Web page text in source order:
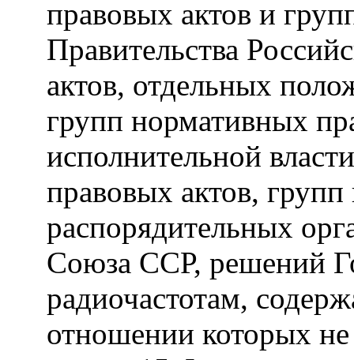
правовых актов и
Правительства
актов, отдельных
групп нормативных
исполнительной
правовых актов,
распорядительных
Союза ССР, решений
радиочастотам,
отношении которых